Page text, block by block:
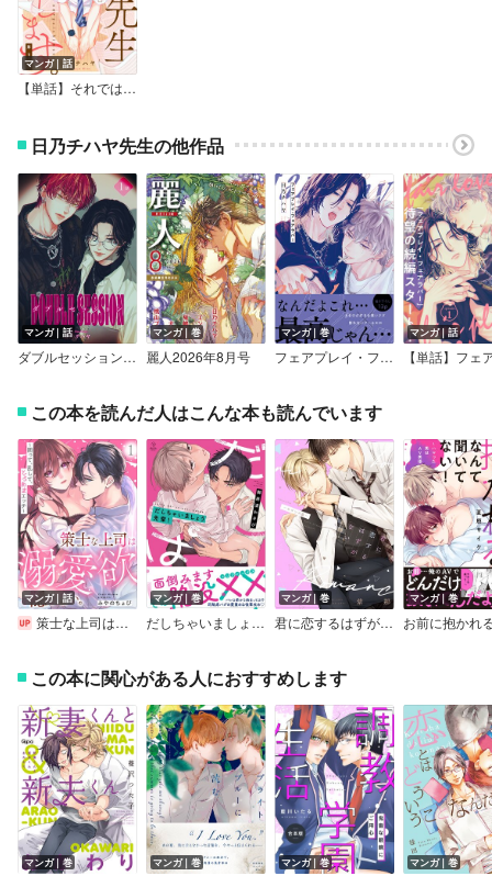
マンガ｜話
【単話】それでは先生、お願いします。
日乃チハヤ先生の他作品
マンガ｜話
ダブルセッション【雑誌掲載版】
マンガ｜巻
麗人2026年8月号
マンガ｜巻
フェアプレイ・フェアラバー【Renta！限定版】
マンガ｜話
この本を読んだ人はこんな本も読んでいます
マンガ｜話
策士な上司は溺愛欲を隠さない。～囲って、乱して、とろあまエッチ～
マンガ｜巻
だしちゃいましょう先輩！【コミックス版】【電子限定漫画付きRenta！特別版】
マンガ｜巻
君に恋するはずがない─ロマンス篇─【電子限定おまけ付き】
マンガ｜巻
この本に関心がある人におすすめします
マンガ｜巻 マンガ｜巻 マンガ｜巻 マンガ｜巻